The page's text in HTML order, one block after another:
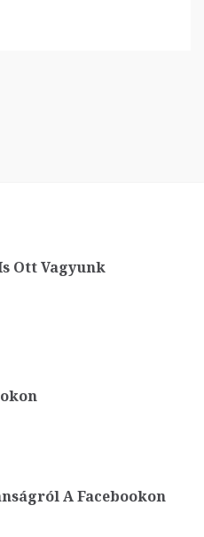
Ott Vagyunk
A Facebookon